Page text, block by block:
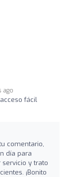
ago
fácil
comentario,
día para
y trato
¡Bonito